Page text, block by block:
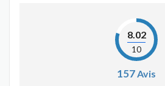
8.02
10
157Avis